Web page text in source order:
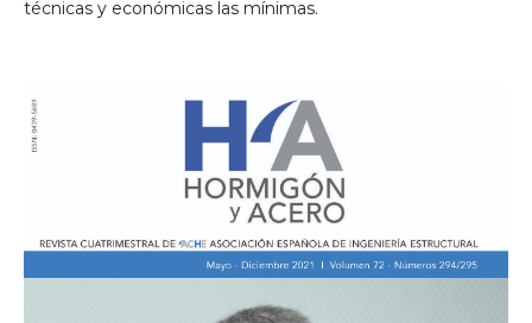
técnicas y económicas las mínimas.